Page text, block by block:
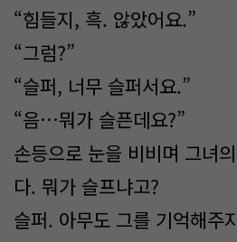
“힘들지, 흑. 않았어요.”
“그럼?”
“슬퍼, 너무 슬퍼서요.”
“음…뭐가 슬픈데요?”
손등으로 눈을 비비며 그녀
다. 뭐가 슬프냐고?
슬퍼. 아무도 그를 기억해주